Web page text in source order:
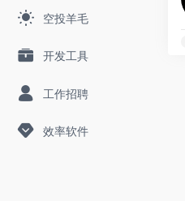
空投羊毛
开发工具
工作招聘
效率软件